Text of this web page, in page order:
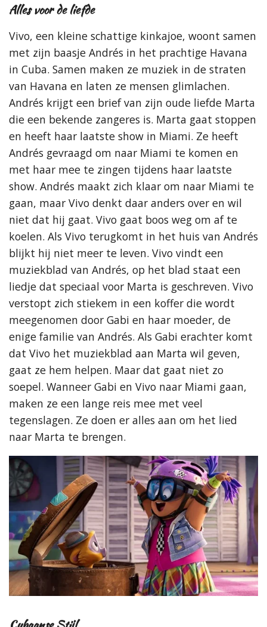
Alles voor de liefde
Vivo, een kleine schattige kinkajoe, woont samen
met zijn baasje Andrés in het prachtige Havana
in Cuba. Samen maken ze muziek in de straten
van Havana en laten ze mensen glimlachen.
Andrés krijgt een brief van zijn oude liefde Marta
die een bekende zangeres is. Marta gaat stoppen
en heeft haar laatste show in Miami. Ze heeft
Andrés gevraagd om naar Miami te komen en
met haar mee te zingen tijdens haar laatste
show. Andrés maakt zich klaar om naar Miami te
gaan, maar Vivo denkt daar anders over en wil
niet dat hij gaat. Vivo gaat boos weg om af te
koelen. Als Vivo terugkomt in het huis van Andrés
blijkt hij niet meer te leven. Vivo vindt een
muziekblad van Andrés, op het blad staat een
liedje dat speciaal voor Marta is geschreven. Vivo
verstopt zich stiekem in een koffer die wordt
meegenomen door Gabi en haar moeder, de
enige familie van Andrés. Als Gabi erachter komt
dat Vivo het muziekblad aan Marta wil geven,
gaat ze hem helpen. Maar dat gaat niet zo
soepel. Wanneer Gabi en Vivo naar Miami gaan,
maken ze een lange reis mee met veel
tegenslagen. Ze doen er alles aan om het lied
naar Marta te brengen.